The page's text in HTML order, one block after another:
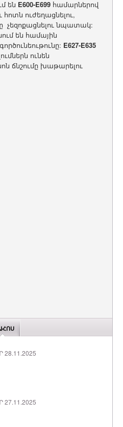
են E600-E699 համարներով
ուժեղացնելու,
չեզոքացնելու նպատակ:
են համային
E627-E635
ունեն
ճնշումը խաթարելու
28.11.2025
27.11.2025